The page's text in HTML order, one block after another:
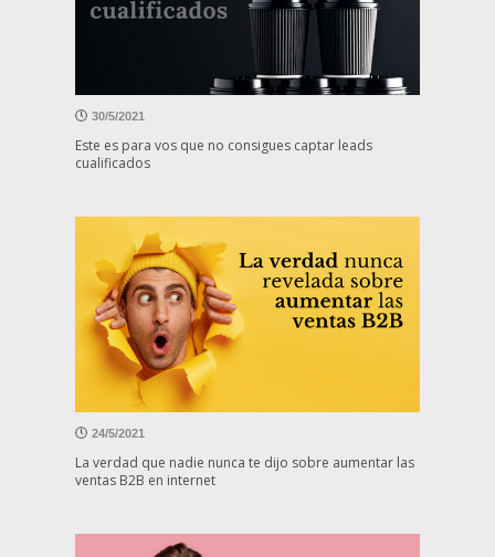
30/5/2021
Este es para vos que no consigues captar leads
cualificados
24/5/2021
La verdad que nadie nunca te dijo sobre aumentar las
ventas B2B en internet